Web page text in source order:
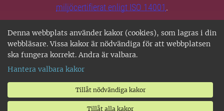
Denna webbplats använder kakor (cookies), som lagras i din
webbläsare. Vissa kakor är nödvändiga för att webbplatsen
ska fungera korrekt. Andra är valbara.
Hantera valbara kakor
Tillåt nödvändiga kakor
Tillåt alla kakor
miljöcertifierat enligt ISO 14001.